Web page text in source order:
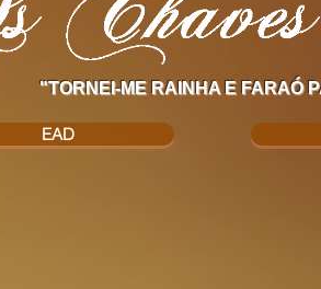
"TORNEI-ME RAINHA E FARAÓ
EAD